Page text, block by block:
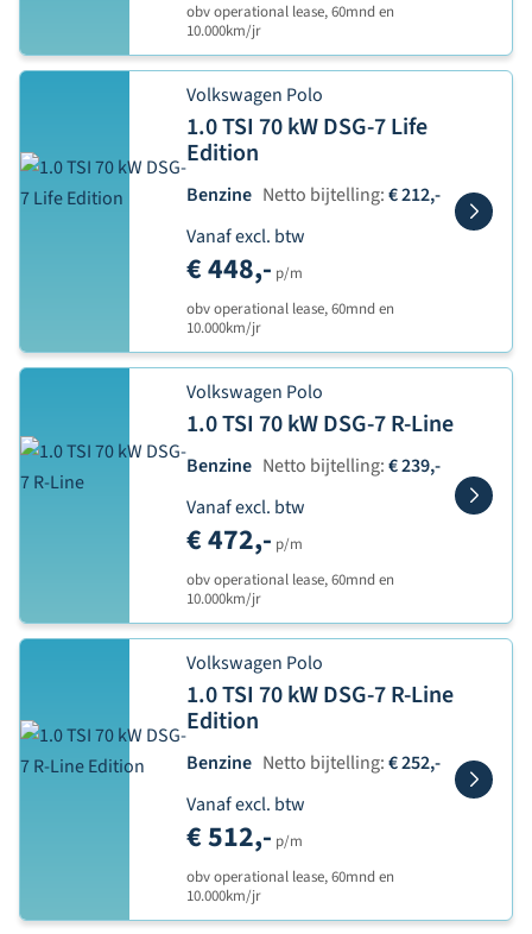
obv operational lease, 60mnd en
10.000km/jr
Volkswagen Polo
1.0 TSI 70 kW DSG-7 Life
Edition
Benzine Netto bijtelling:€ 212,-
Vanaf excl. btw
€ 448,- p/m
obv operational lease, 60mnd en
10.000km/jr
Volkswagen Polo
1.0 TSI 70 kW DSG-7 R-Line
Benzine Netto bijtelling:€ 239,-
Vanaf excl. btw
€ 472,- p/m
obv operational lease, 60mnd en
10.000km/jr
Volkswagen Polo
1.0 TSI 70 kW DSG-7 R-Line
Edition
Benzine Netto bijtelling:€ 252,-
Vanaf excl. btw
€ 512,- p/m
obv operational lease, 60mnd en
10.000km/jr